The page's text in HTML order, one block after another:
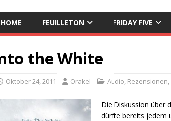
HOME FEUILLETON FRIDAY FIVE
the White
Oktober 24, 2011 Orakel Audio, Rezensionen,
Die Diskussion über
dürfte bereits jedem